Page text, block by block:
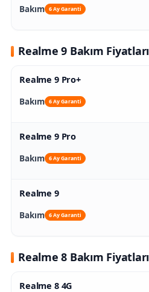
Bakım 6 Ay Garanti
Realme 9 Bakım Fiyatları
Realme 9 Pro+
Bakım 6 Ay Garanti
Realme 9 Pro
Bakım 6 Ay Garanti
Realme 9
Bakım 6 Ay Garanti
Realme 8 Bakım Fiyatları
Realme 8 4G